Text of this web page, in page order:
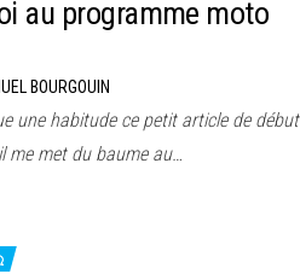
au programme moto
BOURGOUIN
une habitude ce petit article de début
me met du baume au…